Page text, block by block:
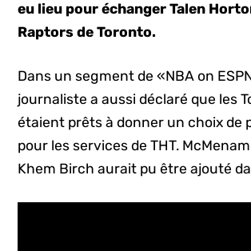
eu lieu pour échanger Talen
Raptors de Toronto.
Dans un segment de «NBA on
journaliste a aussi déclaré que les
étaient prêts à donner un choix de
pour les services de THT.
Khem Birch aurait pu être ajouté